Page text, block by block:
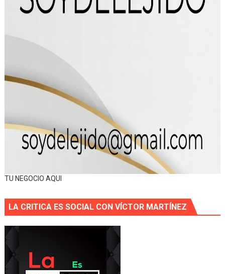
TU NEGOCIO AQUI
LA CRITICA ES SOCIAL CON VÍCTOR MARTÍNEZ